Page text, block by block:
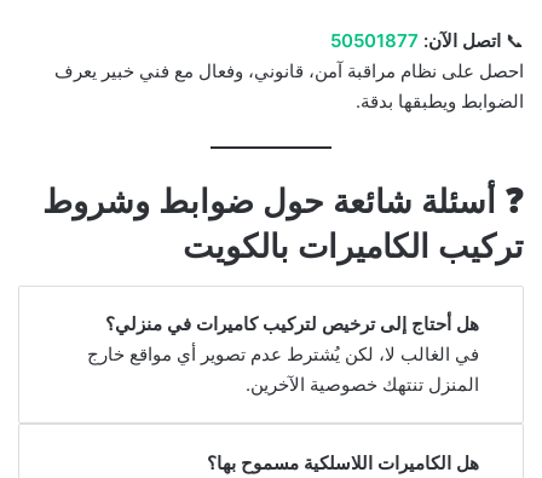
📞 اتصل الآن: 50501877
احصل على نظام مراقبة آمن، قانوني، وفعال مع فني خبير يعرف
الضوابط ويطبقها بدقة.
❓ أسئلة شائعة حول ضوابط وشروط
تركيب الكاميرات بالكويت
هل أحتاج إلى ترخيص لتركيب كاميرات في منزلي؟
في الغالب لا، لكن يُشترط عدم تصوير أي مواقع خارج
المنزل تنتهك خصوصية الآخرين.
هل الكاميرات اللاسلكية مسموح بها؟